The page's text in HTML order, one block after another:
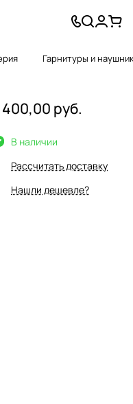
Гарнитуры и
400,00 руб.
В наличии
Рассчитать доставку
Нашли дешевле?